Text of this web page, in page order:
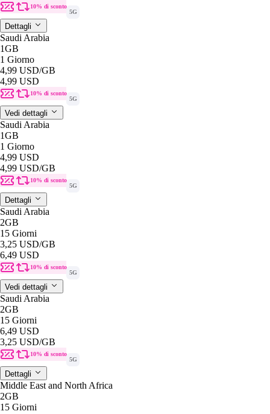
10% di sconto
5G
Dettagli
Saudi Arabia
1GB
1 Giorno
4,99 USD/GB
4,99 USD
10% di sconto
5G
Vedi dettagli
Saudi Arabia
1GB
1 Giorno
4,99 USD
4,99 USD/GB
10% di sconto
5G
Dettagli
Saudi Arabia
2GB
15 Giorni
3,25 USD/GB
6,49 USD
10% di sconto
5G
Vedi dettagli
Saudi Arabia
2GB
15 Giorni
6,49 USD
3,25 USD/GB
10% di sconto
5G
Dettagli
Middle East and North Africa
2GB
15 Giorni